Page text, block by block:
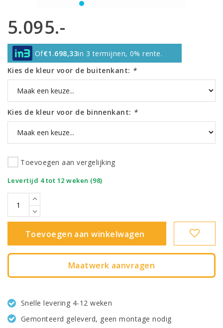
5.095.-
Of€1.698,33in 3 termijnen, 0% rente.
Kies de kleur voor de buitenkant: *
Kies de kleur voor de binnenkant: *
Toevoegen aan vergelijking
Levertijd 4 tot 12 weken (98)
Toevoegen aan winkelwagen
Maatwerk aanvragen
Snelle levering 4-12 weken
Gemonteerd geleverd, geen montage nodig